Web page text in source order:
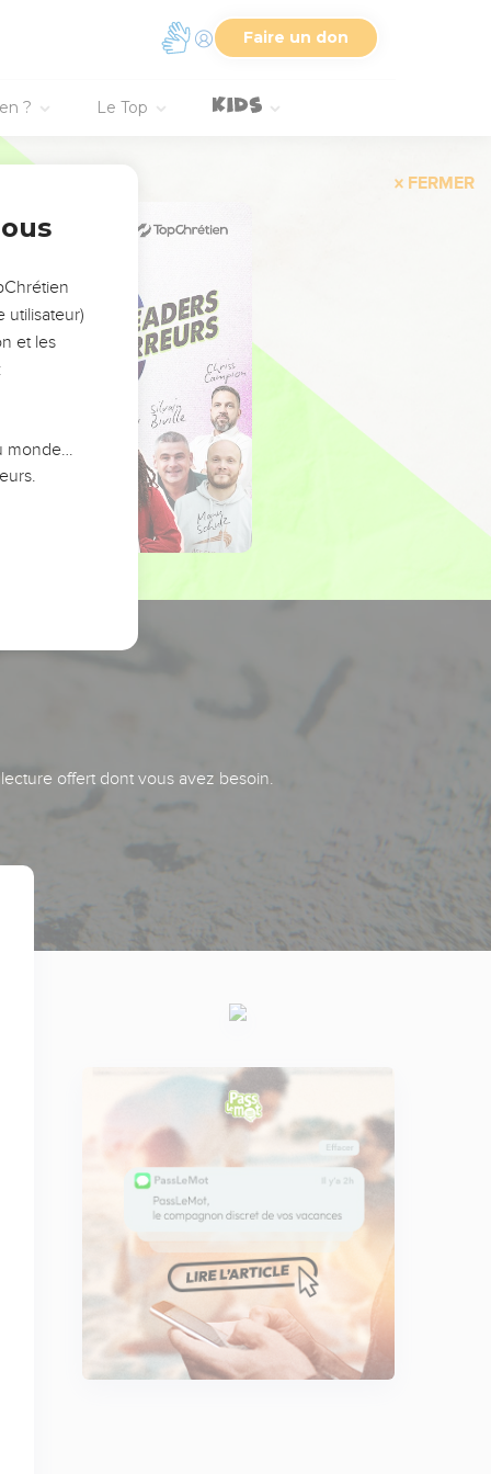
Faire un don
? Le Top
FERMER
offert dont vous avez besoin.
utilisateur)
et les
monde…